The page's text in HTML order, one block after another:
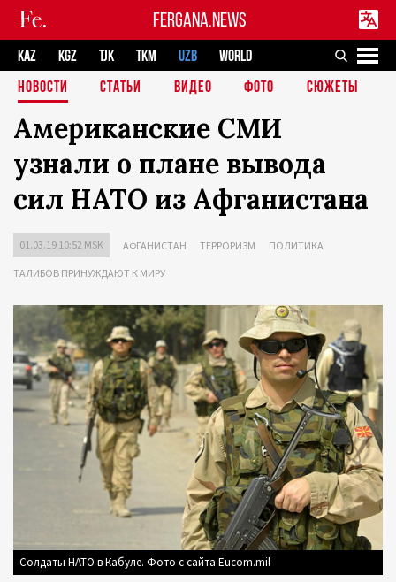
FERGANA.NEWS
KAZ KGZ TJK TKM UZB
WORLD
НОВОСТИ
СТАТЬИ ВИДЕО ФОТО СЮЖЕТЫ
Американские СМИ
узнали о плане вывода
сил НАТО из Афганистана
01.03.19 10:52 MSK АФГАНИСТАН ТЕРРОРИЗМ ПОЛИТИКА
ТАЛИБОВ ПРИНУЖДАЮТ К МИРУ
Солдаты НАТО в Кабуле. Фото с сайта Eucom.mil